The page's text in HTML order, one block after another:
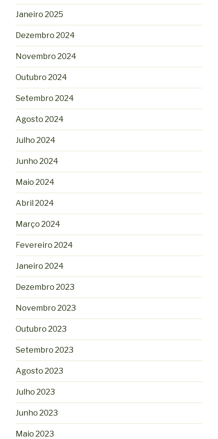
Janeiro 2025
Dezembro 2024
Novembro 2024
Outubro 2024
Setembro 2024
Agosto 2024
Julho 2024
Junho 2024
Maio 2024
Abril 2024
Março 2024
Fevereiro 2024
Janeiro 2024
Dezembro 2023
Novembro 2023
Outubro 2023
Setembro 2023
Agosto 2023
Julho 2023
Junho 2023
Maio 2023